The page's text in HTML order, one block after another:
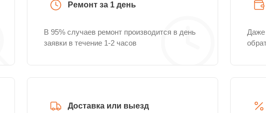
Ремонт за 1 день
В 95% случаев ремонт производится в день
заявки в течение 1-2 часов
Даже
Доставка или выезд